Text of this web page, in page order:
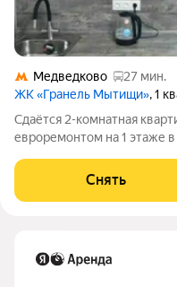
Медведково
27 мин.
ЖК «Гранель Мытищи», 1
Сдаётся 2-комнатная
евроремонтом на 1 этаже
Холодильник Дом -
есть бесплатная парковка.
Снять